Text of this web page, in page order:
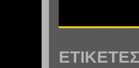
ΕΤΙΚΈΤΕΣ